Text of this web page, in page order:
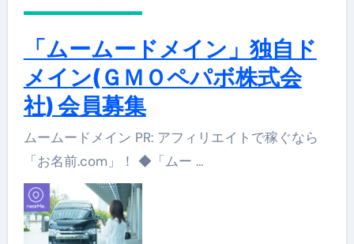
「ムームードメイン」独自ド
メイン(ＧＭＯペパボ株式会
社) 会員募集
ムームードメイン PR: アフィリエイトで稼ぐなら
「お名前.com」！ ◆「ムー …